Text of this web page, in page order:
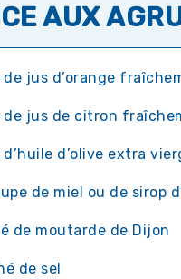
AUX
jus d’orange
jus de citron
d’olive extra
de miel ou de sirop
de moutarde de Dijon
de sel